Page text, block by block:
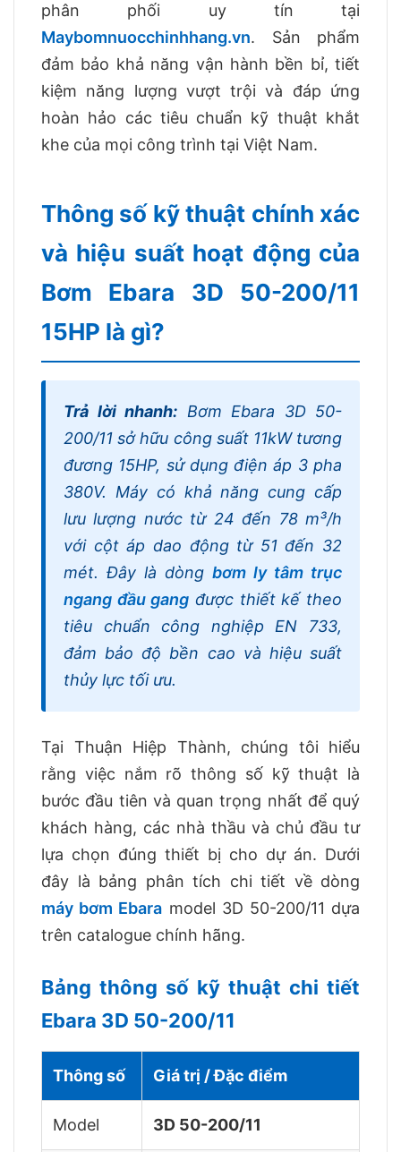
phân phối uy tín tại
Maybomnuocchinhhang.vn. Sản phẩm
đảm bảo khả năng vận hành bền bỉ, tiết
kiệm năng lượng vượt trội và đáp ứng
hoàn hảo các tiêu chuẩn kỹ thuật khắt
khe của mọi công trình tại Việt Nam.
Thông số kỹ thuật chính xác
và hiệu suất hoạt động của
Bơm Ebara 3D 50-200/11
15HP là gì?
Trả lời nhanh: Bơm Ebara 3D 50-
200/11 sở hữu công suất 11kW tương
đương 15HP, sử dụng điện áp 3 pha
380V. Máy có khả năng cung cấp
lưu lượng nước từ 24 đến 78 m³/h
với cột áp dao động từ 51 đến 32
mét. Đây là dòng bơm ly tâm trục
ngang đầu gang được thiết kế theo
tiêu chuẩn công nghiệp EN 733,
đảm bảo độ bền cao và hiệu suất
thủy lực tối ưu.
Tại Thuận Hiệp Thành, chúng tôi hiểu
rằng việc nắm rõ thông số kỹ thuật là
bước đầu tiên và quan trọng nhất để quý
khách hàng, các nhà thầu và chủ đầu tư
lựa chọn đúng thiết bị cho dự án. Dưới
đây là bảng phân tích chi tiết về dòng
máy bơm Ebara model 3D 50-200/11 dựa
trên catalogue chính hãng.
Bảng thông số kỹ thuật chi tiết
Ebara 3D 50-200/11
Thông số Giá trị / Đặc điểm
Model 3D 50-200/11